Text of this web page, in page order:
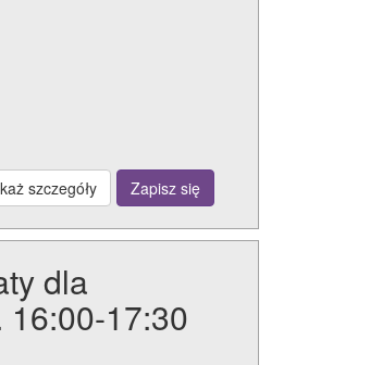
szczegóły
Zapisz się
dla
16:00-17:30